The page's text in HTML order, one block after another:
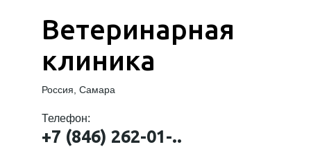
Ветеринарная
клиника
Россия, Самара
Телефон:
+7 (846) 262-01-..